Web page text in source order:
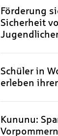
Förderung
Sicherheit
Schüler in
erleben
Kununu: